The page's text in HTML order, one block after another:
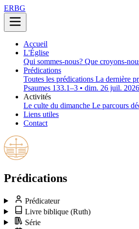
ERBG
Accueil
L'Église
Qui sommes-nous? Que croyons-
Prédications
Toutes les prédications La dernière
Psaumes 133.1–3 • dim. 26 juil. 2026
Activités
Le culte du dimanche Le parcours
Liens utiles
Contact
Prédications
Prédicateur
Livre biblique (Ruth)
Série